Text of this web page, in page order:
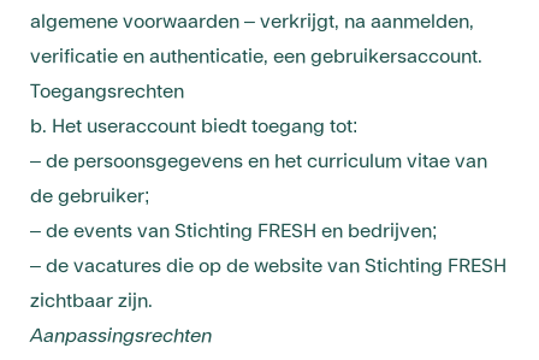
algemene voorwaarden – verkrijgt, na aanmelden,
verificatie en authenticatie, een gebruikersaccount.
Toegangsrechten
b. Het useraccount biedt toegang tot:
– de persoonsgegevens en het curriculum vitae van
de gebruiker;
– de events van Stichting FRESH en bedrijven;
– de vacatures die op de website van Stichting FRESH
zichtbaar zijn.
Aanpassingsrechten